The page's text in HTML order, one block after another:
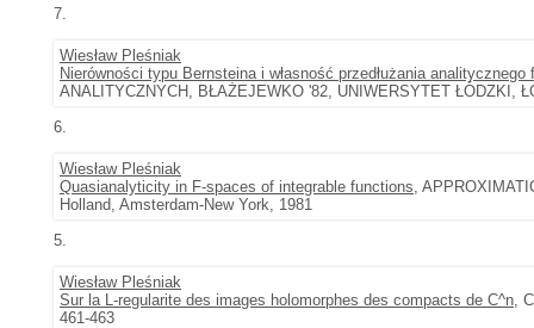
7.
Wiesław Pleśniak
Nierówności typu Bernsteina i własność przedłużania
ANALITYCZNYCH, BŁAŻEJEWKO '82, UNIWERSYTET ŁÓDZKI,
6.
Wiesław Pleśniak
Quasianalyticity in F-spaces of integrable functions,
Holland, Amsterdam-New York, 1981
5.
Wiesław Pleśniak
Sur la L-regularite des images holomorphes des compacts de C^n,
461-463